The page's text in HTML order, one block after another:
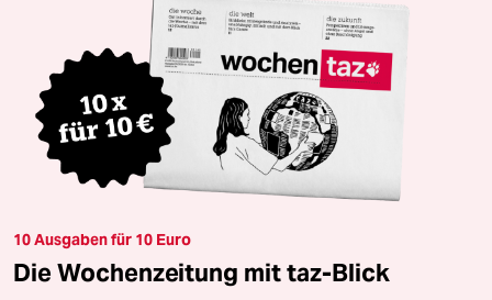
10 Ausgaben für 10 Euro
Die Wochenzeitung mit taz-Blick